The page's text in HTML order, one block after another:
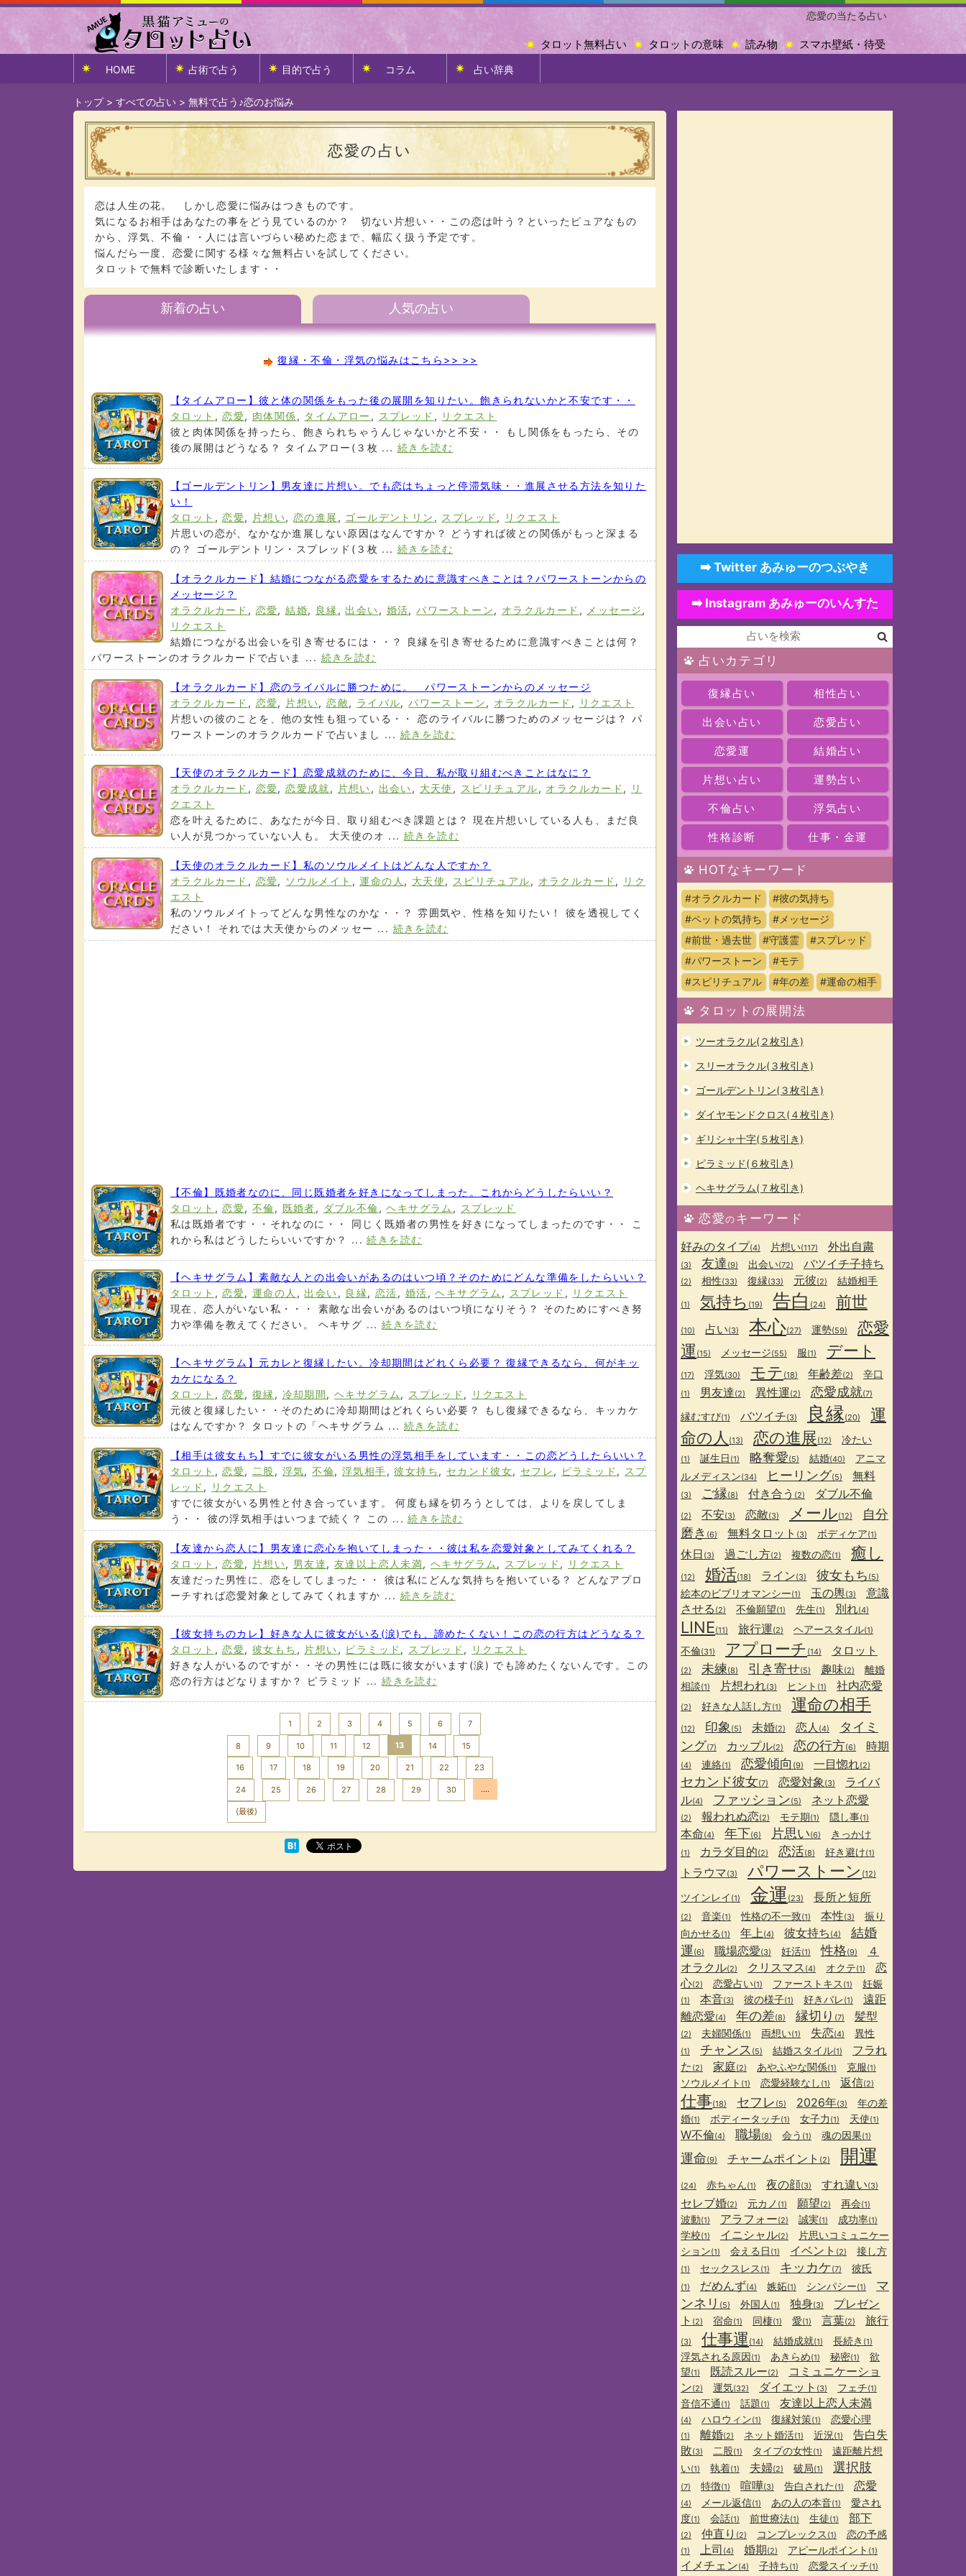
恋愛の当たる占い
スマホ壁紙・待受
読み物
タロットの意味
タロット無料占い
HOME 占術で占う 目的で占う コラム 占い辞典
トップ> すべての占い > 無料で占う♪恋のお悩み
恋愛の占い
恋は人生の花。 しかし恋愛に悩みはつきものです。
気になるお相手はあなたの事をどう見ているのか？ 切ない片想い・・この恋は叶う？といったピュアなもの
から、浮気、不倫・・人には言いづらい秘めた恋まで、幅広く扱う予定です。
悩んだら一度、恋愛に関する様々な無料占いを試してください。
タロットで無料で診断いたします・・
新着の占い 人気の占い
復縁・不倫・浮気の悩みはこちら>> >>
【タイムアロー】彼と体の関係をもった後の展開を知りたい。飽きられないかと不安です・・
タロット ,恋愛, 肉体関係, タイムアロー , スプレッド , リクエスト
彼と肉体関係を持ったら、飽きられちゃうんじゃないかと不安・・ もし関係をもったら、その
後の展開はどうなる？ タイムアロー(３枚 ... 続きを読む
【ゴールデントリン】男友達に片想い。でも恋はちょっと停滞気味・・進展させる方法を知りた
い！
タロット ,恋愛, 片想い,恋の進展 , ゴールデントリン , スプレッド ,
リクエスト
片思いの恋が、なかなか進展しない原因はなんですか？ どうすれば彼との関係がもっと深まる
の？ ゴールデントリン・スプレッド(３枚 ... 続きを読む
【オラクルカード】結婚につながる恋愛をするために意識すべきことは？パワーストーンからの
メッセージ？
オラクルカード , 恋愛,結婚, 良縁 , 出会い, 婚活,パワーストーン, オラクルカード , メッセージ,
リクエスト
結婚につながる出会いを引き寄せるには・・？ 良縁を引き寄せるために意識すべきことは何？
パワーストーンのオラクルカードで占いま ... 続きを読む
【オラクルカード】恋のライバルに勝つために。 パワーストーンからのメッセージ
オラクルカード , 恋愛, 片想い,恋敵, ライバル,パワーストーン, オラクルカード ,
リクエスト
片想いの彼のことを、他の女性も狙っている・・ 恋のライバルに勝つためのメッセージは？ パ
ワーストーンのオラクルカードで占いまし ... 続きを読む
【天使のオラクルカード】恋愛成就のために、今日、私が取り組むべきことはなに？
オラクルカード , 恋愛,恋愛成就, 片想い, 出会い, 大天使 , スピリチュアル, オラクルカード ,
リ
クエスト
恋を叶えるために、あなたが今日、取り組むべき課題とは？ 現在片想いしている人も、まだ良
い人が見つかっていない人も。 大天使のオ ... 続きを読む
【天使のオラクルカード】私のソウルメイトはどんな人ですか？
オラクルカード , 恋愛, ソウルメイト ,運命の人 , 大天使, スピリチュアル, オラクルカード ,
リク
エスト
私のソウルメイトってどんな男性なのかな・・？ 雰囲気や、性格を知りたい！ 彼を透視してく
ださい！ それでは大天使からのメッセー ... 続きを読む
【不倫】既婚者なのに、同じ既婚者を好きになってしまった。これからどうしたらいい？
タロット ,恋愛,不倫, 既婚者, ダブル不倫,ヘキサグラム , スプレッド
私は既婚者です・・それなのに・・ 同じく既婚者の男性を好きになってしまったのです・・ こ
れから私はどうしたらいいですか？ ...続きを読む
【ヘキサグラム】素敵な人との出会いがあるのはいつ頃？そのためにどんな準備をしたらいい？
タロット ,恋愛,運命の人 , 出会い, 良縁,恋活, 婚活,ヘキサグラム , スプレッド , リクエスト
現在、恋人がいない私・・・ 素敵な出会いがあるのはいつ頃になりそう？ そのためにすべき努
力や準備を教えてください。 ヘキサグ ...続きを読む
【ヘキサグラム】元カレと復縁したい。冷却期間はどれくら必要？ 復縁できるなら、何がキッ
カケになる？
タロット ,恋愛,復縁 , 冷却期間,ヘキサグラム , スプレッド ,
リクエスト
元彼と復縁したい・・そのために冷却期間はどれくらい必要？ もし復縁できるなら、キッカケ
はなんですか？ タロットの「ヘキサグラム ... 続きを読む
【相手は彼女もち】すでに彼女がいる男性の浮気相手をしています・・この恋どうしたらいい？
タロット ,恋愛, 二股, 浮気,不倫, 浮気相手,彼女持ち, セカンド彼女, セフレ , ピラミッド , スプ
レッド ,
リクエスト
すでに彼女がいる男性と付き合っています。 何度も縁を切ろうとしては、よりを戻してしま
う・・ 彼の浮気相手はいつまで続く？ この ...続きを読む
【友達から恋人に】男友達に恋心を抱いてしまった・・彼は私を恋愛対象としてみてくれる？
タロット ,恋愛, 片想い, 男友達,友達以上恋人未満,ヘキサグラム , スプレッド ,
リクエスト
友達だった男性に、恋をしてしまった・・ 彼は私にどんな気持ちを抱いている？ どんなアプロ
ーチすれば恋愛対象としてみてくれますか ... 続きを読む
【彼女持ちのカレ】好きな人に彼女がいる(涙)でも、諦めたくない！この恋の行方はどうなる？
タロット ,恋愛,彼女もち , 片想い, ピラミッド , スプレッド ,
リクエスト
好きな人がいるのですが・・その男性には既に彼女がいます(涙) でも諦めたくないんです。この
恋の行方はどなりますか？ ピラミッド ...続きを読む
1 2 3 4 5 6 7
8 9 10 11 12 13 14 15
16 17 18 19 20 21 22 23
24 25 26 27 28 29 30 ....
{最後}
➡️ Twitter あみゅーのつぶやき
➡️ Instagram あみゅーのいんすた
占いカテゴリ
復縁占い 相性占い
出会い占い 恋愛占い
恋愛運 結婚占い
片想い占い 運勢占い
不倫占い 浮気占い
性格診断 仕事・金運
HOTなキーワード
#オラクルカード
#彼の気持ち
#ペットの気持ち
#メッセージ
#前世・過去世
#守護霊
#スプレッド
#パワーストーン
#モテ
#スピリチュアル
#年の差 #運命の相手
タロットの展開法
ツーオラクル(２枚引き)
スリーオラクル(３枚引き)
ゴールデントリン(３枚引き)
ダイヤモンドクロス(４枚引き)
ギリシャ十字(５枚引き)
ピラミッド(６枚引き)
ヘキサグラム(７枚引き)
恋愛のキーワード
好みのタイプ(4) 片想い(117) 外出自粛
(3) 友達 (9) 出会い(72) バツイチ子持ち
(2) 相性(33) 復縁(33) 元彼(2) 結婚相手
(1) 気持ち (19) 告白 (24) 前世
(10) 占い(3) 本心(27) 運勢(59)
恋愛
運 (15) メッセージ(55) 服(1) デート
(17) 浮気(30) モテ (18) 年齢差(2) 辛口
(1) 男友達(2) 異性運(2) 恋愛成就(7)
縁むすび(1) バツイチ(3) 良縁(20)
運
命の人 (13) 恋の進展(12) 冷たい
(1) 誕生日 (1) 略奪愛(5) 結婚(40)
アニマ
ルメディスン(34) ヒーリング(5) 無料
(3) ご縁(8) 付き合う (2) ダブル不倫
(2) 不安(3) 恋敵(3) メール(12)
自分
磨き (6) 無料タロット (3) ボディケア(1)
休日 (3) 過ごし方(2) 複数の恋(1) 癒し
(12) 婚活(18) ライン(3) 彼女もち (5)
絵本のビブリオマンシー(1) 玉の輿(3)
意識
させる (2) 不倫願望(1) 先生(1) 別れ(4)
LINE(11) 旅行運(2) ヘアースタイル(1)
不倫(31) アプローチ (14) タロット
(2) 未練(8) 引き寄せ(5) 趣味(2)
離婚
相談(1) 片想われ(3) ヒント (1) 社内恋愛
(2) 好きな人話し方(1) 運命の相手
(12) 印象 (5) 未婚(2) 恋人 (4)
タイミ
ング(7) カップル(2) 恋の行方(6) 時期
(4) 連絡(1) 恋愛傾向 (9) 一目惚れ(2)
セカンド彼女(7) 恋愛対象(3)
ライバ
ル(4) ファッション(5) ネット恋愛
(2) 報われぬ恋(2) モテ期(1) 隠し事(1)
本命(4) 年下(6) 片思い(6) きっかけ
(1) カラダ目的(2) 恋活(8) 好き避け(1)
トラウマ(3) パワーストーン (12)
ツインレイ (1) 金運 (23) 長所と短所
(2) 音楽(1) 性格の不一致(1) 本性(3)
振り
向かせる (1) 年上(4) 彼女持ち (4)
結婚
運(6) 職場恋愛(3) 妊活(1) 性格(9)
４
オラクル(2) クリスマス (4) オクテ(1)
恋
心(2) 恋愛占い(1) ファーストキス (1) 妊娠
(1) 本音(3) 彼の様子(1) 好きバレ(1)
遠距
離恋愛(4) 年の差(8) 縁切り (7) 髪型
(2) 夫婦関係(1) 両想い(1) 失恋(4) 異性
(1) チャンス (5) 結婚スタイル(1)
フラれ
た (2) 家庭(2) あやふやな関係(1) 克服(1)
ソウルメイト (1) 恋愛経験なし (1) 返信(2)
仕事(18) セフレ (5) 2026年(3)
年の差
婚(1) ボディータッチ(1) 女子力 (1) 天使(1)
W不倫(4) 職場(8) 会う (1) 魂の因果(1)
運命(9) チャームポイント (2) 開運
(24) 赤ちゃん(1) 夜の顔(3) すれ違い(3)
セレブ婚(2) 元カノ (1) 願望(2) 再会(1)
波動(1) アラフォー(2) 誠実(1) 成功率(1)
学校(1) イニシャル(2)
片思いコミュニケー
ション(1) 会える日 (1) イベント (2) 接し方
(1) セックスレス (1) キッカケ(7) 彼氏
(1) だめんず(4) 嫉妬(1) シンパシー(1)
マ
ンネリ (5) 外国人 (1) 独身(3)
プレゼン
ト (2) 宿命(1) 同棲(1) 愛(1) 言葉(2) 旅行
(3) 仕事運 (14) 結婚成就(1) 長続き (1)
浮気される原因(1) あきらめ(1) 秘密(1)
欲
望(1) 既読スルー(2)
コミュニケーショ
ン(2) 運気(32) ダイエット (3) フェチ(1)
音信不通 (1) 話題(1) 友達以上恋人未満
(4) ハロウィン(1) 復縁対策(1) 恋愛心理
(1) 離婚(2) ネット婚活(1) 近況 (1)
告白失
敗(3) 二股(1) タイプの女性(1)
遠距離片想
い(1) 執着(1) 夫婦(2) 破局(1) 選択肢
(7) 特徴(1) 喧嘩(3) 告白された (1) 恋愛
(4) メール返信(1) あの人の本音(1)
愛され
度(1) 会話(1) 前世療法(1) 生徒(1) 部下
(2) 仲直り (2) コンプレックス (1) 恋の予感
(1) 上司 (4) 婚期(2) アピールポイント (1)
イメチェン(4) 子持ち(1) 恋愛スイッチ(1)